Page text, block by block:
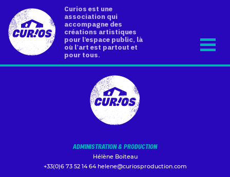
Curios est une
association qui
accompagne des
créations artistiques
pour l’espace public, là
où l’art est partout et
pour tous.
ADMINISTRATION & PRODUCTION
Hélène Boiteau
+33(0)6 73 52 14 64 helene@curiosproduction.com